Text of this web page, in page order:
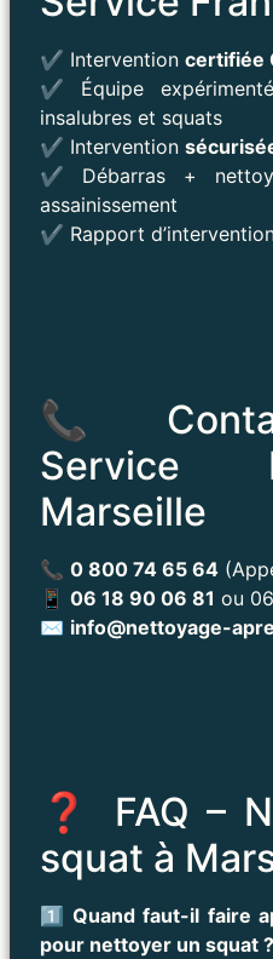
✔ Intervention certifiée
✔ Équipe
insalubres et squats
✔ Intervention
✔ Débarras +
assainissement
✔ Rapport
📞
Service
Marseille
📞 0 800 74 65 64
📱 06 18 90 06 81 ou
✉️ info@nettoyage-
❓ FAQ –
squat à
1️⃣ Quand faut-il faire
pour nettoyer un squat ?